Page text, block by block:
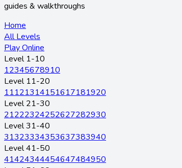
guides & walkthroughs
Home
All Levels
Play Online
Level 1-10
12345678910
Level 11-20
11121314151617181920
Level 21-30
21222324252627282930
Level 31-40
31323334353637383940
Level 41-50
41424344454647484950